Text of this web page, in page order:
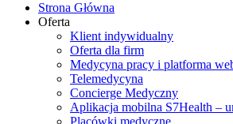
Strona Główna
Oferta
Klient indywidualny
Oferta dla firm
Medycyna pracy i platforma
Telemedycyna
Concierge Medyczny
Aplikacja mobilna S7Health –
Placówki medyczne